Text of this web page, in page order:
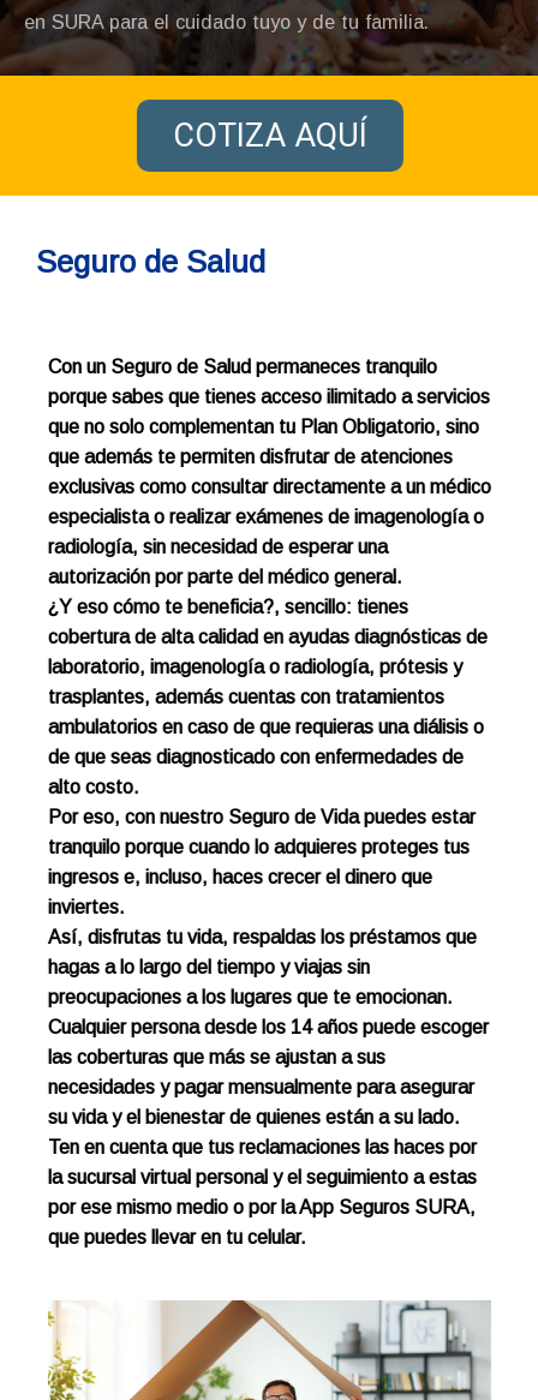
en SURA para el cuidado tuyo y de tu familia​​.
COTIZA AQUÍ
Seguro de Salud
​Con un Seguro de Salud permaneces tranquilo
porque sabes que tienes acceso ilimitado a servicios
que no solo complementan tu Plan Obligatorio, s​​ino
que además te permiten disfrutar de atenciones
exclusivas como consultar directamente a un médico
especialista o realizar exámenes de imagenología o
radiología, sin necesidad de esperar una
autorización por parte del médico general.
¿Y eso cómo te beneficia?, sencillo: tienes
cobertura de alta calidad en ayudas diagnósticas de
laboratorio, imagenología o radiología,​ prótesis y
trasplantes, además cuentas con tratamientos
ambulatorios en caso de que requieras una diálisis o
de que seas diagnosticado con enfermedades de
alto costo​.
Por eso, con nuestro Seguro de Vida puedes estar
tranquilo porque cuando lo adquieres proteges tus
ingresos e, incluso, haces crecer el dinero que
inviertes.
Así, disfrutas tu vida, respaldas los préstamos que
hagas a lo largo del tiempo y viajas sin
preocupaciones a los lugares que te emocionan.
Cualquier persona desde los 14 años puede escoger
las coberturas que más se ajustan a sus
necesidades y pagar mensualmente para asegurar
su vida y el bienestar de quienes están a s​u lado.​​​​​​
Ten en cuenta que tus reclamaciones las haces po​​​r
la sucursal virtual personal y el seguimiento a estas
por ese mismo medio o por la App Seguros SURA,
que puedes llevar en tu celular.